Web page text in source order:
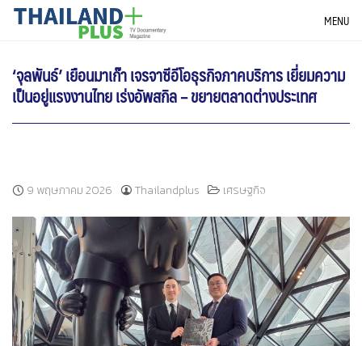
SkipTHAILANDPLUS NEWS MENU
‘จุลพันธ์’ เยือนมาเก๊า เจรจาซีอีโอธุรกิจภาคบริการ เยี่ยมความ
เป็นอยู่แรงงานไทย เร่งอัพสกิล – ขยายตลาดต่างประเทศ
9 พฤษภาคม 2026 Thailandplus เศรษฐกิจ